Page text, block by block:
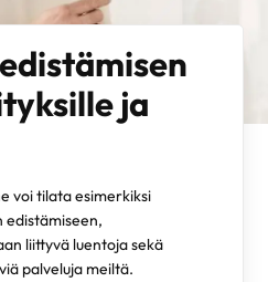
ja
voi tilata esimerkiksi
edistämiseen,
liittyvä luentoja sekä
palveluja meiltä.